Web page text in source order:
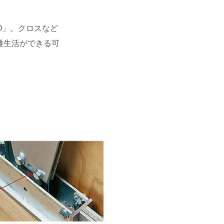
。クロスなど
生活ができる可